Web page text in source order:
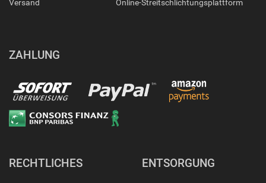
Versand Online-Streitschlichtungsplattform
ZAHLUNG
RECHTLICHES ENTSORGUNG